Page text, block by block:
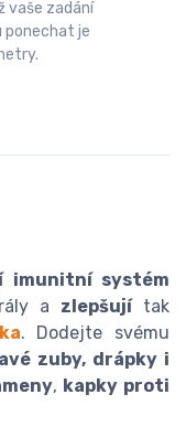
vaše zadání
ponechat je
imunitní systém
a zlepšujítak
. Dodejte svému
zuby, drápky i
, kapky proti